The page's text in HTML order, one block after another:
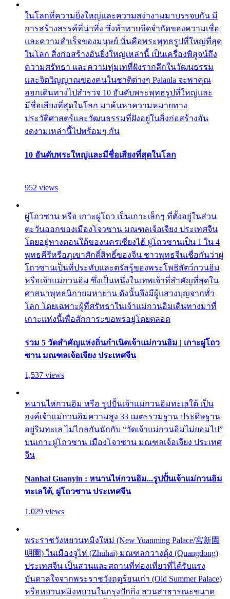
ในโลกที่ความยิ่งใหญ่และความสง่างามมาบรรจบกัน มี
การสร้างสรรค์ที่น่าทึ่ง ซึ่งท้าทายขีดจำกัดของความเชื่อ
และความสำเร็จของมนุษย์ นั่นคือพระพุทธรูปที่ใหญ่ที่สุด
ในโลก สิ่งก่อสร้างอันยิ่งใหญ่เหล่านี้ เป็นเครื่องพิสูจน์ถึง
ความศรัทธา และความทุ่มเทที่ฝังรากลึกในวัฒนธรรม
และจิตวิญญาณของคนในชาติต่างๆ Palanla จะพาคุณ
ออกเดินทางไปสำรวจ 10 อันดับพระพุทธรูปที่ใหญ่และ
มีชื่อเสียงที่สุดในโลก มาค้นหาความหมายทาง
ประวัติศาสตร์และวัฒนธรรมที่ฝังอยู่ในสิ่งก่อสร้างอัน
งดงามเหล่านี้ไปพร้อมๆ กัน
10 อันดับพระใหญ่และมีชื่อเสียงที่สุดในโลก
952 views
ผู่โถวซาน หรือ เกาะผู่โถว เป็นเกาะเล็กๆ ที่ตั้งอยู่ในส่วน
ตะวันออกของเมืองโจวซาน มณฑลเจ้อเจียง ประเทศจีน
โดยอยู่ทางตอนใต้ของนครเซี่ยงไฮ้ ผู่โถวซานเป็น 1 ใน 4
พุทธคีรีหรือภูเขาศักดิ์สิทธิ์ของจีน ชาวพุทธจีนเชื่อกันว่าผู่
โถวซานเป็นที่ประทับและตรัสรู้ของพระโพธิสัตว์กวนอิม
หรือเจ้าแม่กวนอิม ซึ่งเป็นหนึ่งในเทพเจ้าที่สำคัญที่สุดใน
ศาสนาพุทธนิกายมหายาน ดังนั้นจึงมีผู้แสวงบุญจากทั่ว
โลก โดยเฉพาะผู้ที่ศรัทธาในเจ้าแม่กวนอิมเดินทางมาที่
เกาะแห่งนี้เพื่อสักการะขอพรอยู่โดยตลอด
รวม 5 วัดสำคัญแห่งถิ่นกำเนิดเจ้าแม่กวนอิม | เกาะผู่โถว
ซาน มณฑลเจ้อเจียง ประเทศจีน
1,537 views
หนานไห่กวนอิม หรือ รูปปั้นเจ้าแม่กวนอิมทะเลใต้ เป็น
องค์เจ้าแม่กวนอิมความสูง 33 เมตรรวมฐาน ประดิษฐาน
อยู่ริมทะเล ไม่ไกลกันนักกับ “วัดเจ้าแม่กวนอิมไม่ยอมไป”
บนเกาะผู่โถวซาน เมืองโจวซาน มณฑลเจ้อเจียง ประเทศ
จีน
Nanhai Guanyin : หนานไห่กวนอิม...รูปปั้นเจ้าแม่กวนอิม
ทะเลใต้, ผู่โถวซาน ประเทศจีน
1,029 views
พระราชวังหยวนหมิงใหม่ (New Yuanming Palace/宮新園
明園) ในเมืองจูไห่ (Zhuhai) มณฑลกวางตุ้ง (Quangdong)
ประเทศจีน เป็นสวนและสถานที่ท่องเที่ยวที่ได้รับแรง
บันดาลใจจากพระราชวังฤดูร้อนเก่า (Old Summer Palace)
หรือหยวนหมิงหยวนในกรุงปักกิ่ง สวนสาธารณะขนาด